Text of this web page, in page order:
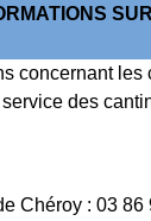
concernant les
des
Chéroy : 03 86